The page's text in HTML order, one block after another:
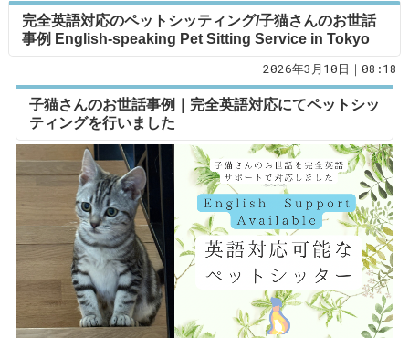
完全英語対応のペットシッティング/子猫さんのお世話
事例 English-speaking Pet Sitting Service in Tokyo
2026年3月10日｜08:18
子猫さんのお世話事例｜完全英語対応にてペットシッ
ティングを行いました